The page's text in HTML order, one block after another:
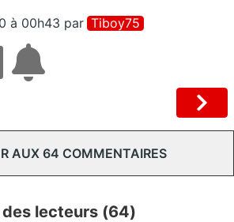
à 00h43 par Tiboy75
AUX 64 COMMENTAIRES
lecteurs (64)